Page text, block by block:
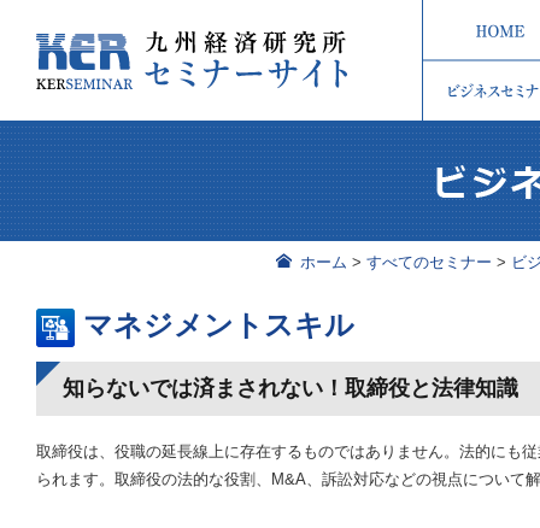
ホーム > すべてのセミナー > ビ
マネジメントスキル
知らないでは済まされない！取締役と法律知識
取締役は、役職の延長線上に存在するものではありません。法的にも
られます。取締役の法的な役割、M&A、訴訟対応などの視点について